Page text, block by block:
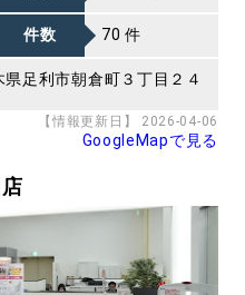
件数 70 件
足利市朝倉町３丁目２４
【情報更新日】 2026-04-06
GoogleMapで見る